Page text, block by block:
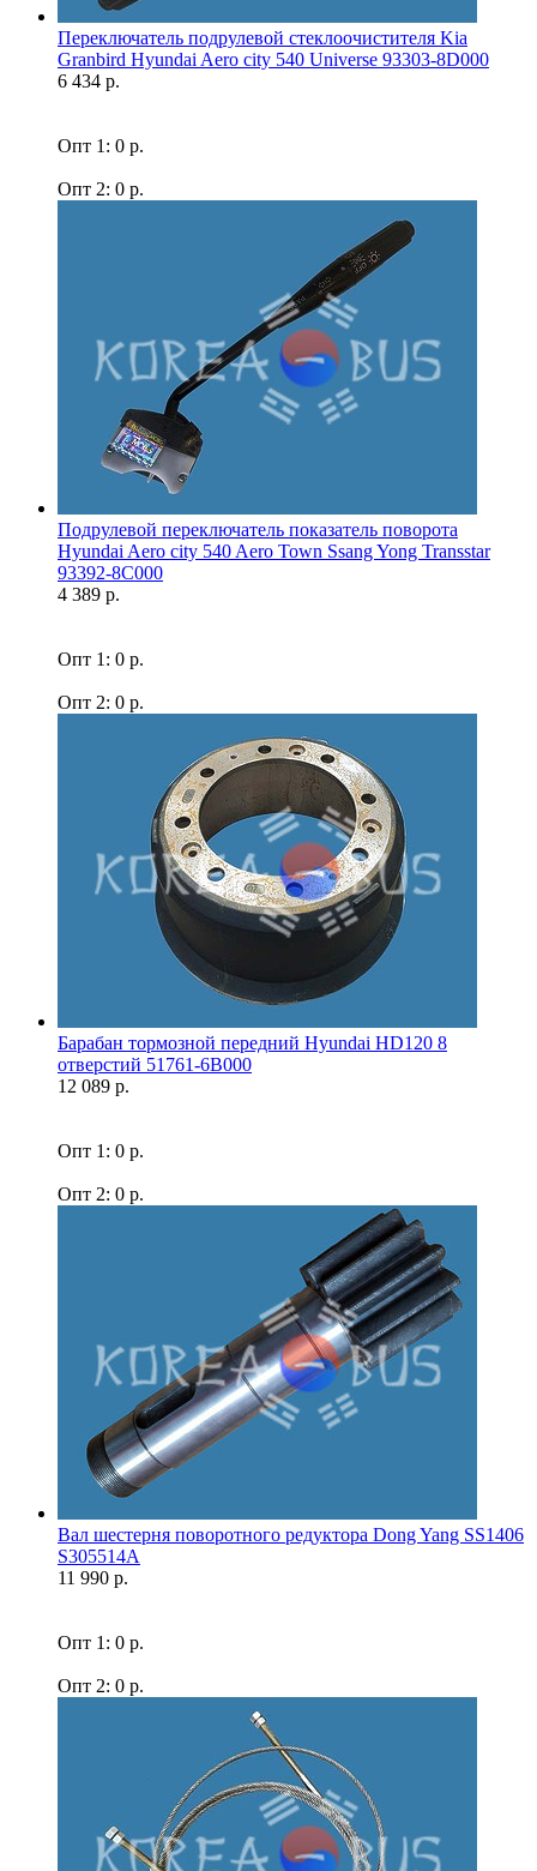
Переключатель подрулевой стеклоочистителя Kia
Granbird Hyundai Aero city 540 Universe 93303-8D000
6 434 р.
Опт 1: 0 р.
Опт 2: 0 р.
Подрулевой переключатель показатель поворота
Hyundai Aero city 540 Aero Town Ssang Yong Transstar
93392-8C000
4 389 р.
Опт 1: 0 р.
Опт 2: 0 р.
Барабан тормозной передний Hyundai HD120 8
отверстий 51761-6B000
12 089 р.
Опт 1: 0 р.
Опт 2: 0 р.
Вал шестерня поворотного редуктора Dong Yang SS1406
S305514A
11 990 р.
Опт 1: 0 р.
Опт 2: 0 р.